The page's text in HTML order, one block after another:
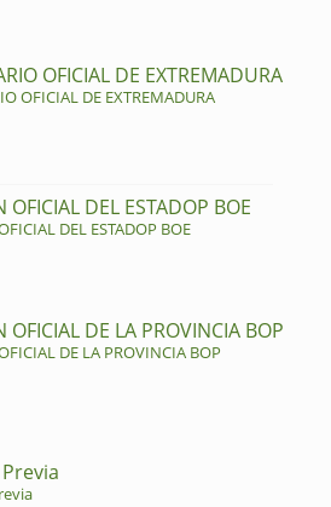
OFICIAL DE EXTREMADURA
OFICIAL DE EXTREMADURA
OFICIAL DEL ESTADOP BOE
DEL ESTADOP BOE
OFICIAL DE LA PROVINCIA BOP
DE LA PROVINCIA BOP